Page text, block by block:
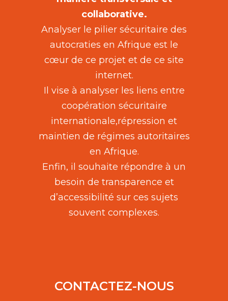
collaborative.
Analyser le pilier sécuritaire des
autocraties en Afrique est le
cœur de ce projet et de ce site
internet.
Il vise à analyser les liens entre
coopération sécuritaire
internationale,répression et
maintien de régimes autoritaires
en Afrique.
Enfin, il souhaite répondre à un
besoin de transparence et
d’accessibilité sur ces sujets
souvent complexes.
CONTACTEZ-NOUS